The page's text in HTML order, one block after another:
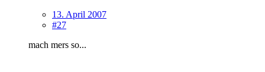
13. April 2007
#27
mach mers so...